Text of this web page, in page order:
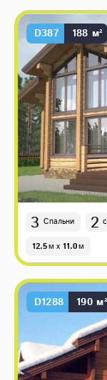
D387 188 м²
3 Спальни 2
12.5м x 11.0м
D1288 190 м²